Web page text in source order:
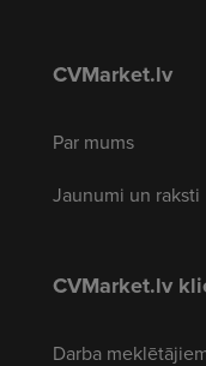
CVMarket.lv
Par mums
Jaunumi un raksti
CVMarket.lv
Darba